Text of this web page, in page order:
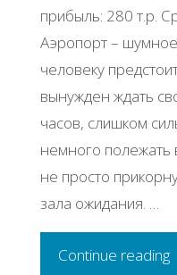
прибыль: 280 т.р.
Аэропорт –
человеку
вынужден ждать
часов, слишком
немного
не просто
зала ожидания. …
Continue reading